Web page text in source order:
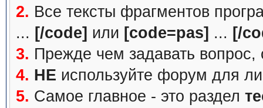
2. Все тексты фрагментов
... [/code] или [code=pas] ... [/
3. Прежде чем задавать вопрос,
4. НЕ используйте форум для
5. Самое главное - это раздел